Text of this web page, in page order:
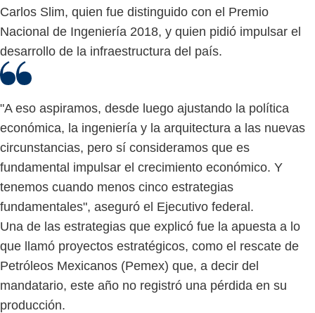
Carlos Slim, quien fue distinguido con el Premio
Nacional de Ingeniería 2018, y quien pidió impulsar el
desarrollo de la infraestructura del país.
"A eso aspiramos, desde luego ajustando la política
económica, la ingeniería y la arquitectura a las nuevas
circunstancias, pero sí consideramos que es
fundamental impulsar el crecimiento económico. Y
tenemos cuando menos cinco estrategias
fundamentales", aseguró el Ejecutivo federal.
Una de las estrategias que explicó fue la apuesta a lo
que llamó proyectos estratégicos, como el rescate de
Petróleos Mexicanos (Pemex) que, a decir del
mandatario, este año no registró una pérdida en su
producción.